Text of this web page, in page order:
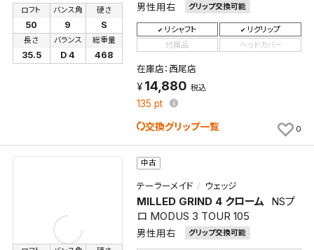
男性用右 グリップ交換可能
ロフト
50
バンス角
9
硬さ
S
長さ
35.5
バランス
D 4
総重量
468
リシャフト
リグリップ
付属品
ヘッドカバー
在庫店：西尾店
14,880 税込
135 pt
交換グリップ一覧 0
中古
テーラーメイド ウェッジ
MILLED GRIND 4 クローム
NSプ
ロ MODUS 3 TOUR 105
男性用右 グリップ交換可能